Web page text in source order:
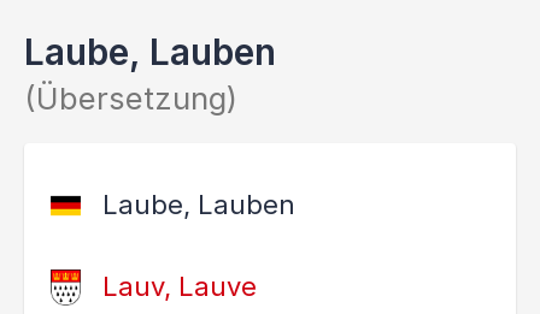
Laube, Lauben
(Übersetzung)
Laube, Lauben
Lauv, Lauve